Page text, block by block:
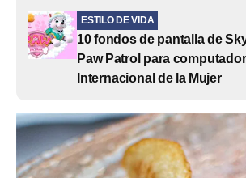
ESTILO DE VIDA
10 fondos de pantalla de
Paw Patrol para
Internacional de la Mujer